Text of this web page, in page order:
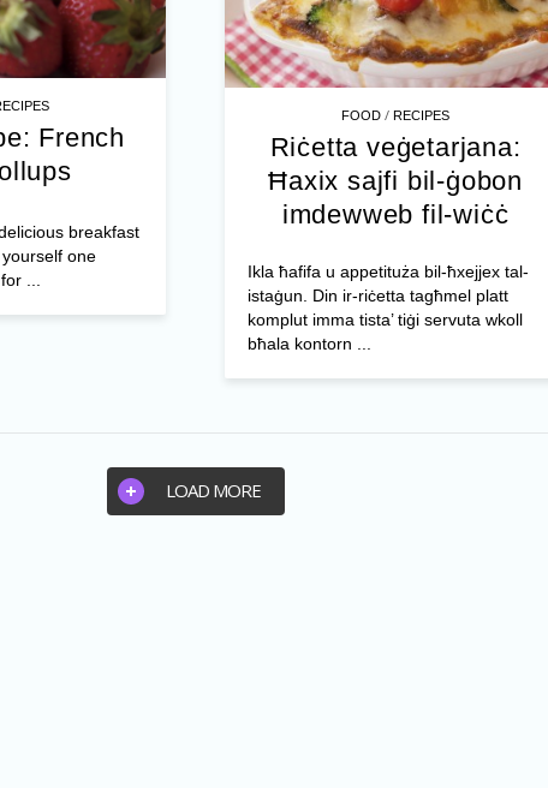
FOOD /RECIPES
Riċetta veġetarjana:
Ħaxix sajfi bil-ġobon
imdewweb fil-wiċċ
Ikla ħafifa u appetituża bil-ħxejjex tal-
istaġun. Din ir-riċetta tagħmel platt
komplut imma tista’ tiġi servuta wkoll
bħala kontorn ...
French
breakfast
one
...
LOAD MORE